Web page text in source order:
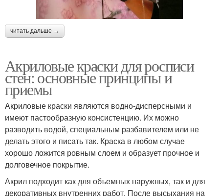
читать дальше →
Акриловые краски для росписи
стен: основные принципы и
приемы
Акриловые краски являются водно-дисперсными и
имеют пастообразную консистенцию. Их можно
разводить водой, специальным разбавителем или не
делать этого и писать так. Краска в любом случае
хорошо ложится ровным слоем и образует прочное и
долговечное покрытие.
Акрил подходит как для объемных наружных, так и для
декоративных внутренних работ. После высыхания на